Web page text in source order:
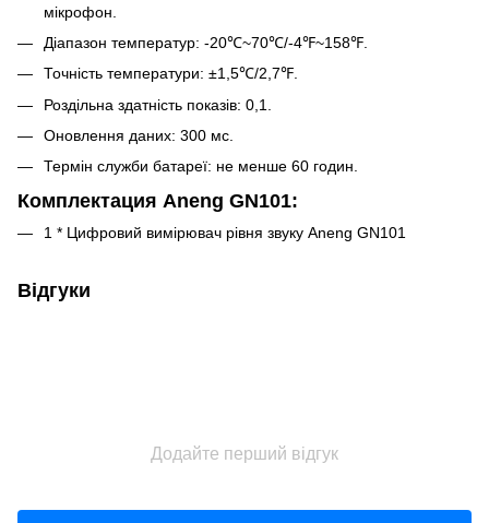
мікрофон.
Діапазон температур: -20℃~70℃/-4℉~158℉.
Точність температури: ±1,5℃/2,7℉.
Роздільна здатність показів: 0,1.
Оновлення даних: 300 мс.
Термін служби батареї: не менше 60 годин.
Комплектация Aneng GN101:
1 * Цифровий вимірювач рівня звуку Aneng GN101
Відгуки
Додайте перший відгук